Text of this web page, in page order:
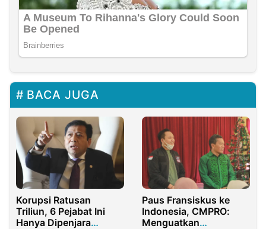
BACA JUGA
Korupsi Ratusan
Triliun, 6 Pejabat Ini
Hanya Dipenjara
Paus Fransiskus ke
Indonesia, CMPRO:
Menguatkan